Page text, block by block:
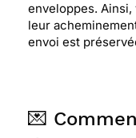
enveloppes.
leur
envoi est
💌